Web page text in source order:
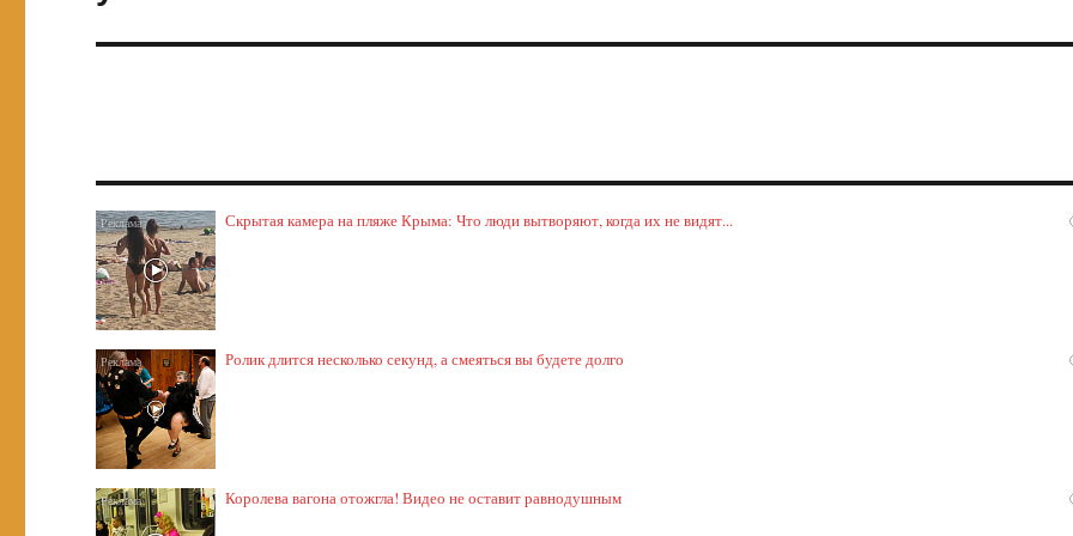
Скрытая камера на пляже Крыма: Что люди вытворяют, когда их не видят...
Ролик длится несколько секунд, а смеяться вы будете долго
Королева вагона отожгла! Видео не оставит равнодушным